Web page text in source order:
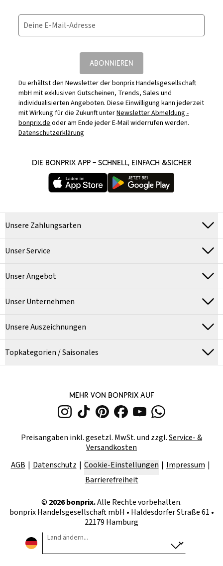
Deine E-Mail-Adresse
ABONNIEREN
Du erhältst den Newsletter der bonprix Handelsgesellschaft
mbH mit exklusiven Gutscheinen, Trends, Sales und
individualisierten Angeboten. Diese Einwilligung kann jederzeit
mit Wirkung für die Zukunft unterNewsletter Abmeldung -
bonprix.deoder am Ende jeder E-Mail widerrufen werden.
Datenschutzerklärung
DIE BONPRIX APP – SCHNELL, EINFACH &SICHER
Unsere Zahlungsarten
Unser Service
Unser Angebot
Unser Unternehmen
Unsere Auszeichnungen
Topkategorien / Saisonales
MEHR VON BONPRIX AUF
Preisangaben inkl. gesetzl. MwSt. und zzgl.Service- &
Versandkosten
AGB
Datenschutz Cookie-Einstellungen
Impressum
Barrierefreiheit
© 2026bonprix.Alle Rechte vorbehalten.
bonprix Handelsgesellschaft mbH • Haldesdorfer Straße 61 •
22179 Hamburg
Land ändern...